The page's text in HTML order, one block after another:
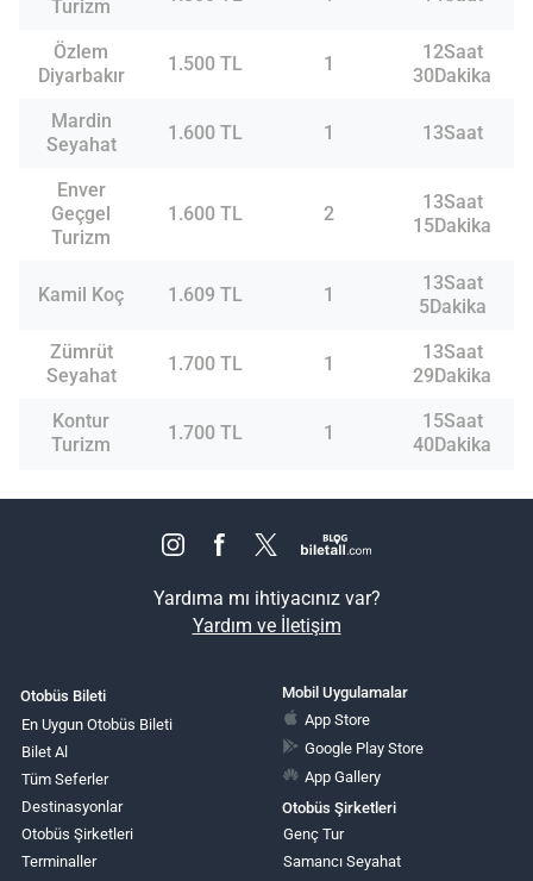
Turizm
Özlem
Diyarbakır
1.500 TL 1
12Saat
30Dakika
Mardin
Seyahat
1.600 TL 1 13Saat
Enver
Geçgel
Turizm
1.600 TL 2
13Saat
15Dakika
Kamil Koç 1.609 TL 1
13Saat
5Dakika
Zümrüt
Seyahat
1.700 TL 1
13Saat
29Dakika
Kontur
Turizm
1.700 TL 1
15Saat
40Dakika
Yardıma mı ihtiyacınız var?
Yardım ve İletişim
Otobüs Bileti
En Uygun Otobüs Bileti
Bilet Al
Tüm Seferler
Destinasyonlar
Otobüs Şirketleri
Terminaller
Mobil Uygulamalar
App Store
Google Play Store
App Gallery
Otobüs Şirketleri
Genç Tur
Samancı Seyahat